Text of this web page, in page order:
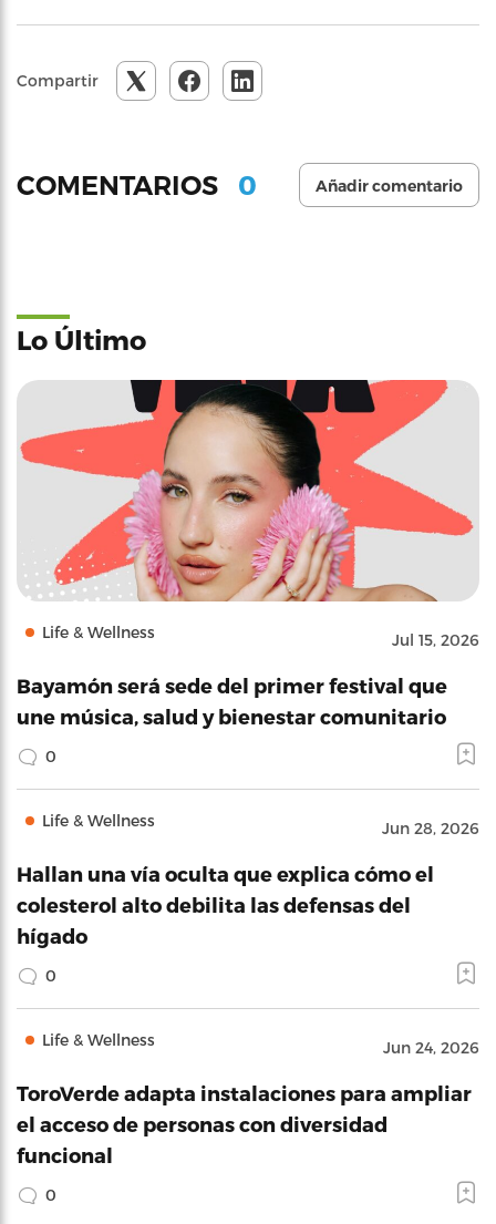
Compartir
COMENTARIOS 0 Añadir comentario
Lo Último
Life & Wellness Jul 15, 2026
Bayamón será sede del primer festival que
une música, salud y bienestar comunitario
0
Life & Wellness Jun 28, 2026
Hallan una vía oculta que explica cómo el
colesterol alto debilita las defensas del
hígado
0
Life & Wellness Jun 24, 2026
ToroVerde adapta instalaciones para ampliar
el acceso de personas con diversidad
funcional
0